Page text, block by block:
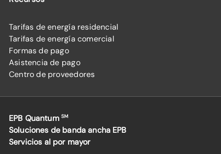
Tarifas de energía residencial
Tarifas de energía comercial
Formas de pago
Asistencia de pago
Centro de proveedores
EPB Quantum SM
Soluciones de banda ancha EPB
Servicios al por mayor